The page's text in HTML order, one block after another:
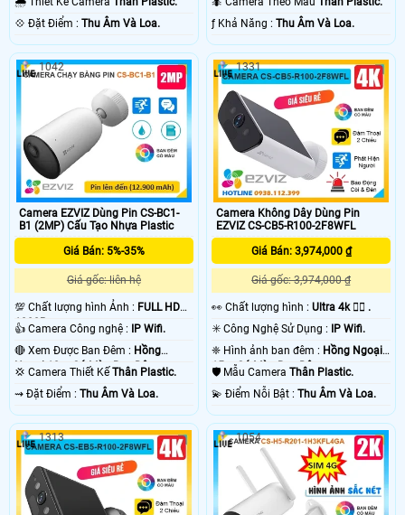
️💠 Đặt Điểm : Thu Âm Và Loa.
️ƒ Khả Năng :Thu Âm Và Loa.
Camera EZVIZ Dùng Pin CS-BC1-
B1 (2MP) Cấu Tạo Nhựa Plastic
Giá Bán: 5%-35%
Giá gốc: liên hệ
💯 Chất lượng hình Ảnh : FULL HD
1080P .
👍 Camera Công nghệ :
IP Wifi.
🔴 Xem Được Ban Đêm : Hồng
Ngoại 10m Có Màu Ban Ðêm.
💢 Camera Thiết Kế Thân Plastic.
️⇝ Đặt Điểm : Thu Âm Và Loa.
1042
Camera Không Dây Dùng Pin
EZVIZ CS-CB5-R100-2F8WFL
Giá Bán: 3,974,000 ₫
Giá gốc: 3,974,000 ₫
️👀 Chất lượng hình :Ultra 4k 👍🏾 .
✳️ Công Nghệ Sử Dụng :
IP Wifi.
❈ Hình ảnh ban đêm : Hồng Ngoại
15m Có Màu Ban Ðêm.
🛡 Mẫu CameraThân Plastic.
️💫 Điểm Nỗi Bật :Thu Âm Và Loa.
1331
1313 1054